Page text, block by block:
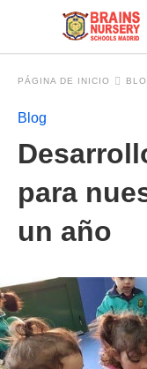
PÁGINA DE INICIO
Blog
para
un año